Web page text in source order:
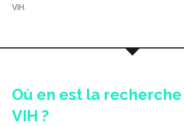
VIH.
Où en est la
VIH ?